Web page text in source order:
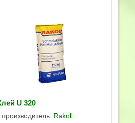
свойствами
оборудования. Клей ...
U 320
производитель: Rakoll